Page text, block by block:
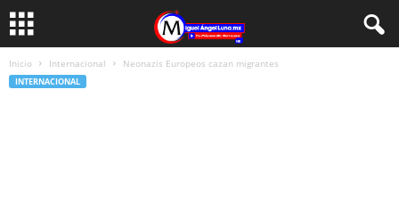
Inicio Internacional Neonazis Europeos cazan migrantes
INTERNACIONAL